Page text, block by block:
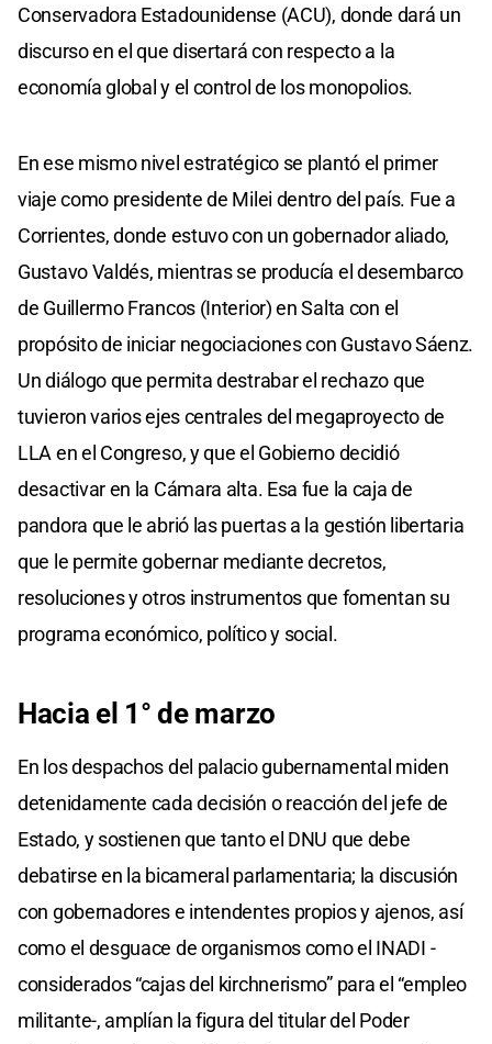
Conservadora Estadounidense (ACU), donde dará un
discurso en el que disertará con respecto a la
economía global y el control de los monopolios.
En ese mismo nivel estratégico se plantó el primer
viaje como presidente de Milei dentro del país. Fue a
Corrientes, donde estuvo con un gobernador aliado,
Gustavo Valdés, mientras se producía el desembarco
de Guillermo Francos (Interior) en Salta con el
propósito de iniciar negociaciones con Gustavo Sáenz.
Un diálogo que permita destrabar el rechazo que
tuvieron varios ejes centrales del megaproyecto de
LLA en el Congreso, y que el Gobierno decidió
desactivar en la Cámara alta. Esa fue la caja de
pandora que le abrió las puertas a la gestión libertaria
que le permite gobernar mediante decretos,
resoluciones y otros instrumentos que fomentan su
programa económico, político y social.
Hacia el 1° de marzo
En los despachos del palacio gubernamental miden
detenidamente cada decisión o reacción del jefe de
Estado, y sostienen que tanto el DNU que debe
debatirse en la bicameral parlamentaria; la discusión
con gobernadores e intendentes propios y ajenos, así
como el desguace de organismos como el INADI -
considerados “cajas del kirchnerismo” para el “empleo
militante-, amplían la figura del titular del Poder